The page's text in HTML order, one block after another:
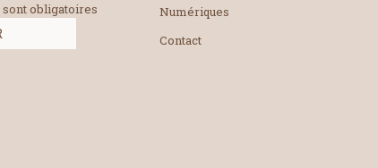
obligatoires
Numériques
Contact